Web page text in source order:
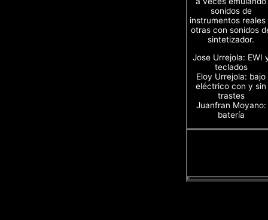
sonidos de
instrumentos reales
otras con sonidos
sintetizador.
Jose Urrejola: EWI
teclados
Eloy Urrejola: bajo
eléctrico con y sin
trastes
Juanfran Moyano:
batería